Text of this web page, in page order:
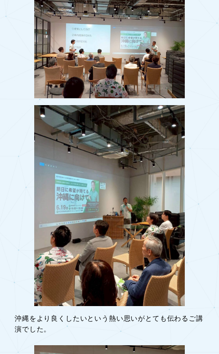
沖縄をより良くしたいという熱い思いがとても伝わるご講
演でした。